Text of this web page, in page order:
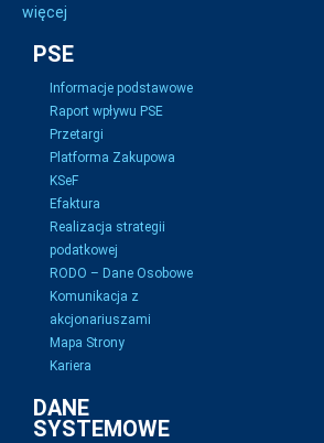
więcej
PSE
Informacje podstawowe
Raport wpływu PSE
Przetargi
Platforma Zakupowa
KSeF
Efaktura
Realizacja strategii
podatkowej
RODO – Dane Osobowe
Komunikacja z
akcjonariuszami
Mapa Strony
Kariera
DANE
SYSTEMOWE